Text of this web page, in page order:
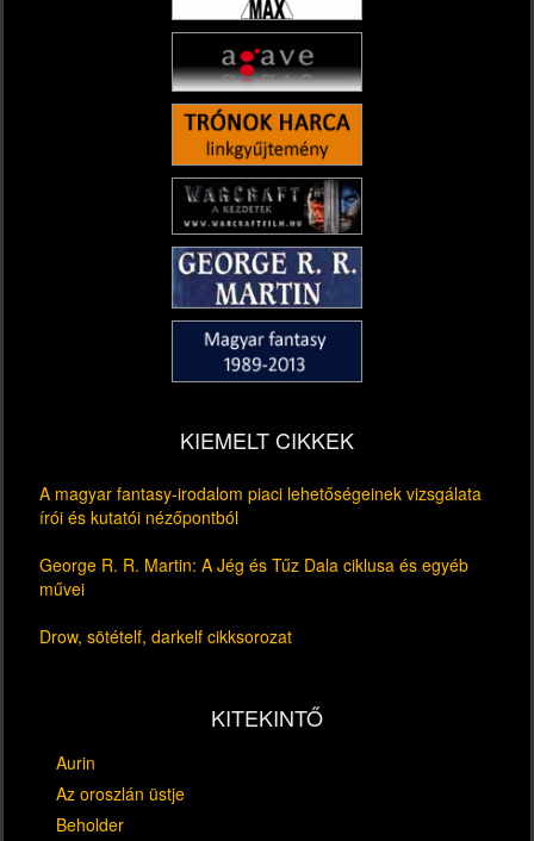
KIEMELT CIKKEK
A magyar fantasy-irodalom piaci lehetőségeinek vizsgálata
írói és kutatói nézőpontból
George R. R. Martin: A Jég és Tűz Dala ciklusa és egyéb
művei
Drow, sötételf, darkelf cikksorozat
KITEKINTŐ
Aurin
Az oroszlán üstje
Beholder